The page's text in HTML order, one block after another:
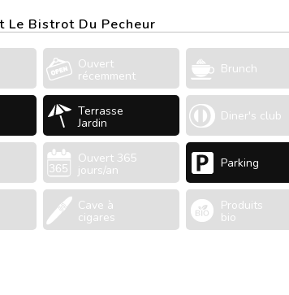
Bistrot Du Pecheur
Ouvert
récemment Brunch
Terrasse
Jardin Diner's club
Ouvert 365
jours/an Parking
Cave à
cigares
Produits
bio